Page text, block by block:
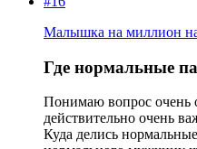
Малышка на миллион
Где нормальные
Понимаю вопрос
действительно очень
Куда делись